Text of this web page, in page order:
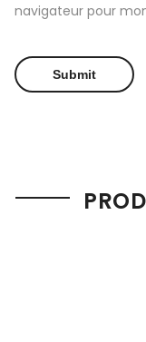
navigateur pour